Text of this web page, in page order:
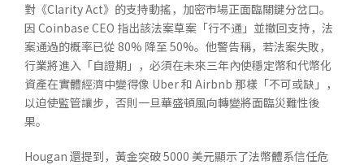
對《Clarity Act》的支持動搖，加密市場正面臨關鍵分岔口。
因 Coinbase CEO 指出該法案草案「行不通」並撤回支持，法
案通過的概率已從 80% 降至 50%。他警告稱，若法案失敗，
行業將進入「自證期」，必須在未來三年內使穩定幣和代幣化
資產在實體經濟中變得像 Uber 和 Airbnb 那樣「不可或缺」，
以迫使監管讓步，否則一旦華盛頓風向轉變將面臨災難性後
果。
Hougan 還提到，黃金突破 5000 美元顯示了法幣體系信任危